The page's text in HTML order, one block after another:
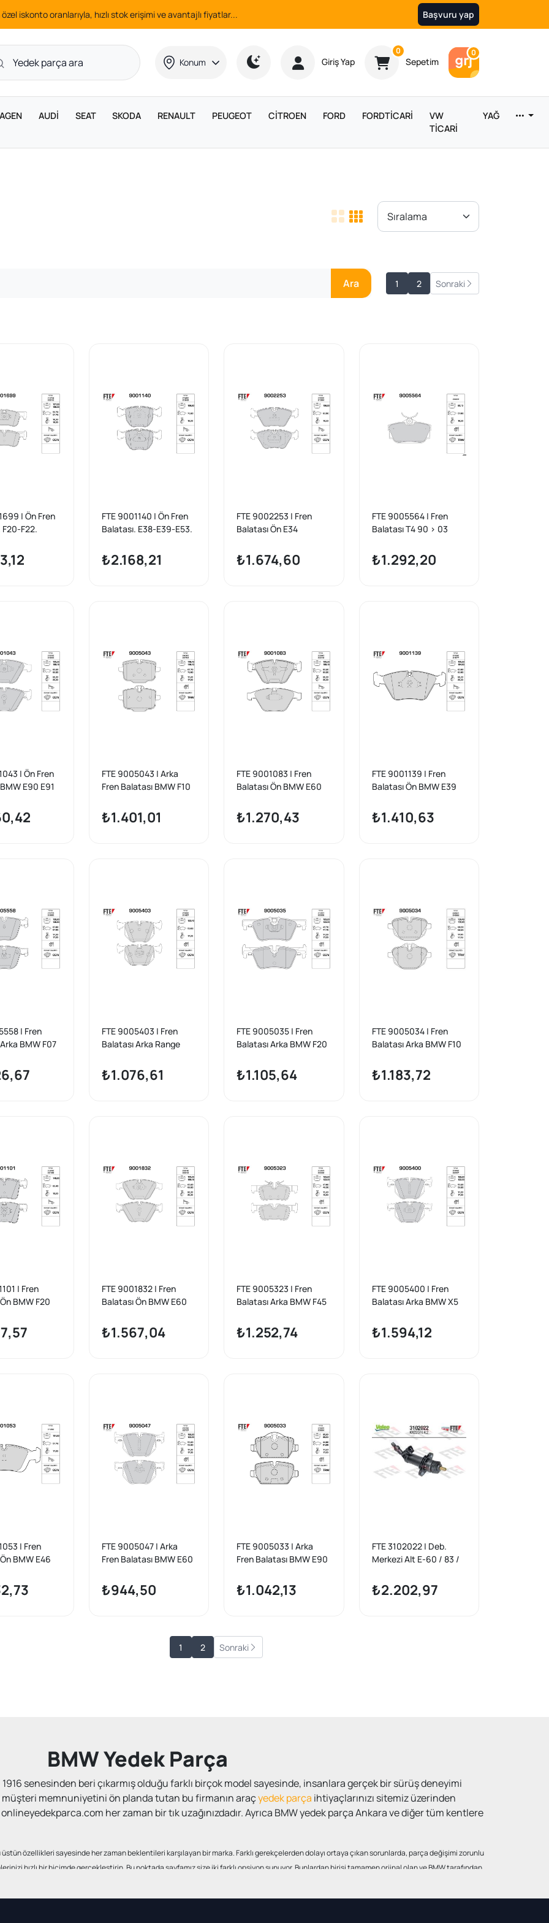
iskonto oranlarıyla, hızlı stok erişimi ve avantajlı fiyatlar... Başvuru yap
Konum Giriş Yap
0Ürün sayısı
Sepetim
0Araç sayısı
AUDİ SEAT SKODA RENAULT PEUGEOT CİTROEN FORD FORDTİCARİ
VW
TİCARİ
YAĞ
Ara 1 2 Sonraki
| Ön Fren
F20-F22.
FTE 9001140 | Ön Fren
Balatası. E38-E39-E53.
₺2.168,21
FTE 9002253 | Fren
Balatası Ön E34
₺1.674,60
FTE 9005564 | Fren
Balatası T4 90 > 03
₺1.292,20
| Ön Fren
E90 E91
FTE 9005043 | Arka
Fren Balatası BMW F10
₺1.401,01
FTE 9001083 | Fren
Balatası Ön BMW E60
₺1.270,43
FTE 9001139 | Fren
Balatası Ön BMW E39
₺1.410,63
| Fren
BMW F07
FTE 9005403 | Fren
Balatası Arka Range
E83 E46
₺1.076,61
FTE 9005035 | Fren
Balatası Arka BMW F20
F36 F80 F33 F83
₺1.105,64
FTE 9005034 | Fren
Balatası Arka BMW F10
₺1.183,72
| Fren
BMW F20
FTE 9001832 | Fren
Balatası Ön BMW E60
₺1.567,04
FTE 9005323 | Fren
Balatası Arka BMW F45
14>
₺1.252,74
FTE 9005400 | Fren
Balatası Arka BMW X5
₺1.594,12
| Fren
BMW E46
FTE 9005047 | Arka
Fren Balatası BMW E60
₺944,50
FTE 9005033 | Arka
Fren Balatası BMW E90
₺1.042,13
FTE 3102022 | Deb.
Merkezi Alt E-60 / 83 /
₺2.202,97
1 2 Sonraki
BMW Yedek Parça
senesinden beri çıkarmış olduğu farklı birçok model sayesinde, insanlara gerçek bir sürüş deneyimi
memnuniyetini ön planda tutan bu firmanın araçyedek parça ihtiyaçlarınızı sitemiz üzerinden
her zaman bir tık uzağınızdadır. Ayrıca BMW yedek parça Ankara ve diğer tüm kentlere
özellikleri sayesinde her zaman beklentileri karşılayan bir marka. Farklı gerekçelerden dolayı ortaya çıkan sorunlarda, parça değişimi zorunlu
hızlı bir biçimde gerçekleştirin. Bu noktada sayfamız size iki farklı opsiyon sunuyor. Bunlardan birisi tamamen orjinal olan ve BMW tarafından
konusunda abartılı meblağlar karşınıza çıkmayacak.